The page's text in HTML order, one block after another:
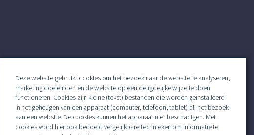
Deze website gebruikt cookies om het bezoek naar de website te analyseren,
marketing doeleinden en de website op een deugdelijke wijze te doen
functioneren. Cookies zijn kleine (tekst) bestanden die worden geïnstalleerd
in het geheugen van een apparaat (computer, telefoon, tablet) bij het bezoek
aan een website. De cookies kunnen het apparaat niet beschadigen. Met
cookies word hier ook bedoeld vergelijkbare technieken om informatie te